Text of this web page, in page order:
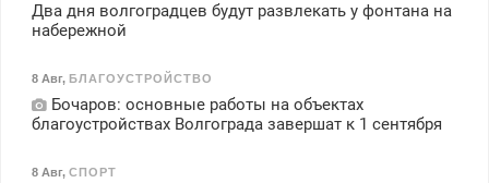
Два дня волгоградцев будут развлекать у фонтана на
набережной
8 Авг, БЛАГОУСТРОЙСТВО
Бочаров: основные работы на объектах
благоустройствах Волгограда завершат к 1 сентября
8 Авг, СПОРТ